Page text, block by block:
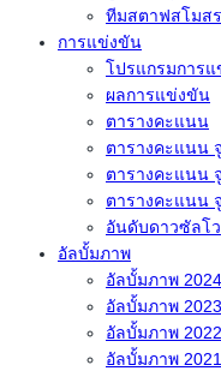
ทีมสตาฟสโมสร
การแข่งขัน
โปรแกรมการ
ผลการแข่งขัน
ตารางคะแนน
ตารางคะแนน
ตารางคะแนน
ตารางคะแนน
อันดับดาวซัลโว
อัลบั้มภาพ
อัลบั้มภาพ
อัลบั้มภาพ
อัลบั้มภาพ
อัลบั้มภาพ